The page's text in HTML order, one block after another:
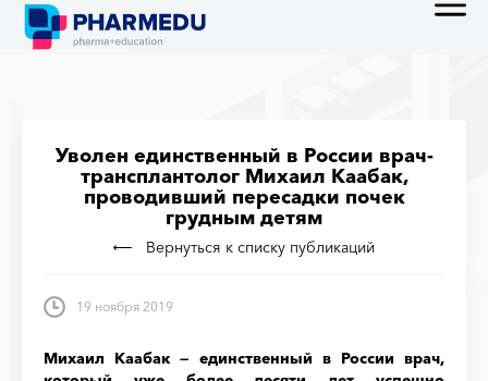
Уволен единственный в России врач-
трансплантолог Михаил Каабак,
проводивший пересадки почек
грудным детям
Вернуться к списку публикаций
19 ноября 2019
Михаил Каабак — единственный в России врач,